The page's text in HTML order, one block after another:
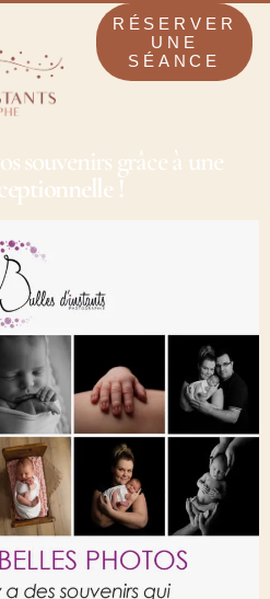
RÉSERVER
UNE
SÉANCE
souvenirs grâce à une
!